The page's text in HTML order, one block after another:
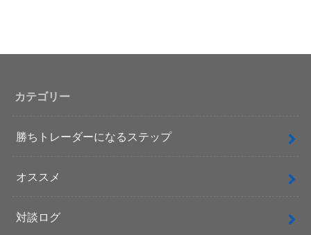
カテゴリー
勝ちトレーダーになるステップ
オススメ
対談ログ